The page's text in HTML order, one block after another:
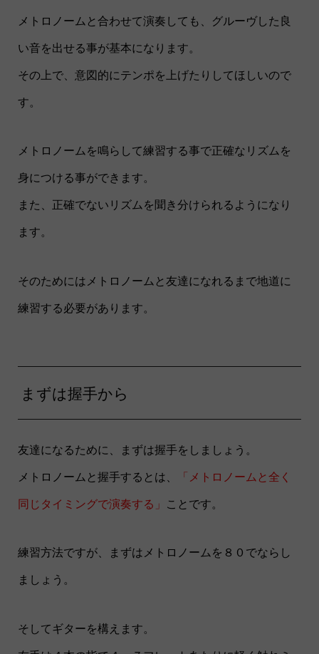
メトロノームと合わせて演奏しても、グルーヴした良
い音を出せる事が基本になります。
その上で、意図的にテンポを上げたりしてほしいので
す。
メトロノームを鳴らして練習する事で正確なリズムを
身につける事ができます。
また、正確でないリズムを聞き分けられるようになり
ます。
そのためにはメトロノームと友達になれるまで地道に
練習する必要があります。
まずは握手から
友達になるために、まずは握手をしましょう。
メトロノームと握手するとは、 「メトロノームと全く
同じタイミングで演奏する」 ことです。
練習方法ですが、まずはメトロノームを８０でならし
ましょう。
そしてギターを構えます。